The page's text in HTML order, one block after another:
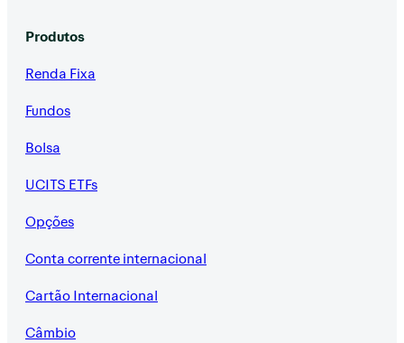
Produtos
Renda Fixa
Fundos
Bolsa
UCITS ETFs
Opções
Conta corrente internacional
Cartão Internacional
Câmbio